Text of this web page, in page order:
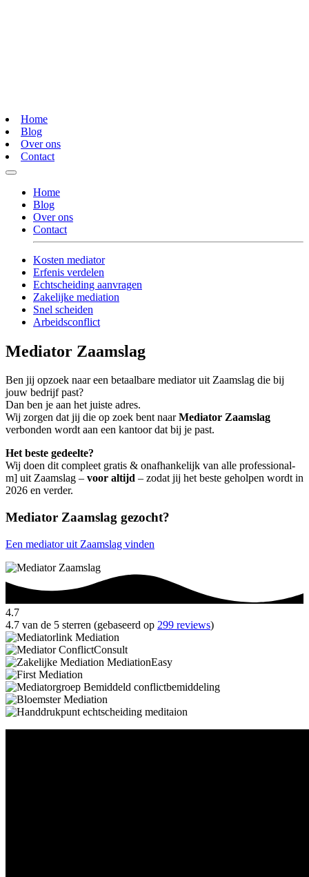
Home
Blog
Over ons
Contact
Home
Blog
Over ons
Contact
Kosten mediator
Erfenis verdelen
Echtscheiding aanvragen
Zakelijke mediation
Snel scheiden
Arbeidsconflict
Mediator Zaamslag
Ben jij opzoek naar een betaalbare mediator uit Zaamslag die bij
jouw bedrijf past?
Dan ben je aan het juiste adres.
Wij zorgen dat jij die op zoek bent naarMediator Zaamslag
verbonden wordt aan een kantoor dat bij je past.
Het beste gedeelte?
Wij doen dit compleet gratis & onafhankelijk van alle professional-
m] uit Zaamslag – voor altijd – zodat jij het beste geholpen wordt in
2026 en verder.
Mediator Zaamslag gezocht?
Een mediator uit Zaamslag vinden
4.7
4.7 van de 5 sterren (gebaseerd op 299 reviews)